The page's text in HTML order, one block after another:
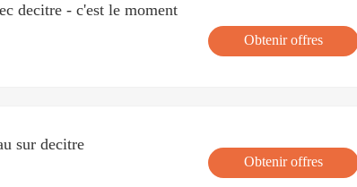
decitre - c'est le moment
Obtenir offres
sur decitre
Obtenir offres